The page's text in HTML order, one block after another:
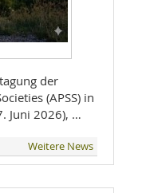
der
(APSS) in
Juni 2026), …
Weitere News